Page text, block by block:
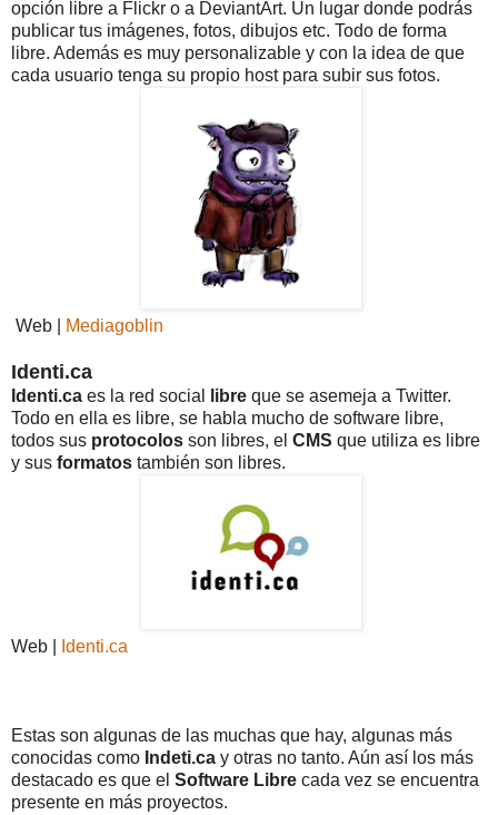
opción libre a Flickr o a DeviantArt. Un lugar donde podrás
publicar tus imágenes, fotos, dibujos etc. Todo de forma
libre. Además es muy personalizable y con la idea de que
cada usuario tenga su propio host para subir sus fotos.
Web | Mediagoblin
Identi.ca
Identi.ca es la red social libre que se asemeja a Twitter.
Todo en ella es libre, se habla mucho de software libre,
todos sus protocolos son libres, el CMS que utiliza es libre
y sus formatos también son libres.
Web | Identi.ca
Estas son algunas de las muchas que hay, algunas más
conocidas como Indeti.ca y otras no tanto. Aún así los más
destacado es que el Software Libre cada vez se encuentra
presente en más proyectos.